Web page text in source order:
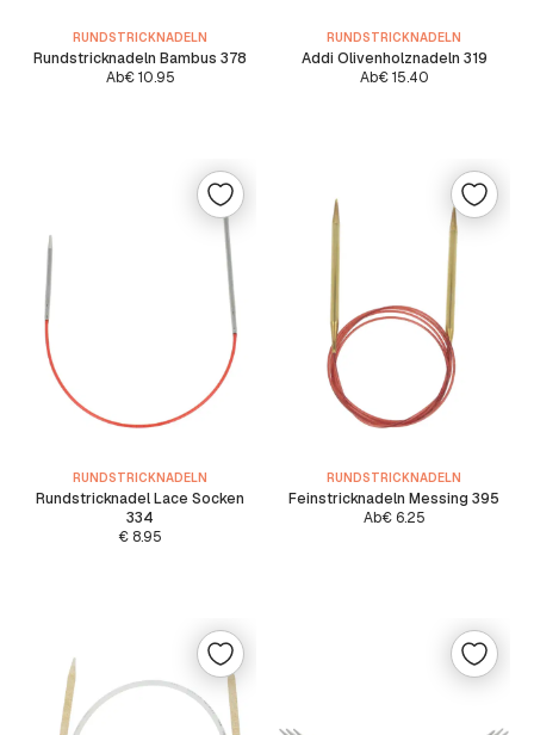
RUNDSTRICKNADELN
Rundstricknadeln Bambus 378
Ab€10.95
RUNDSTRICKNADELN
Addi Olivenholznadeln 319
Ab€15.40
RUNDSTRICKNADELN
Rundstricknadel Lace Socken
334
€ 8.95
RUNDSTRICKNADELN
Feinstricknadeln Messing 395
Ab€6.25